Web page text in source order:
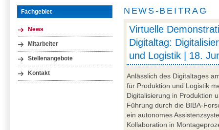
Fachgebiet
News
Mitarbeiter
Stellenangebote
Kontakt
NEWS-BEITRAG
Virtuelle
Digitaltag:
und Logistik | 18.
Anlässlich des Digitaltages
für Produktion und Logistik
Digitalisierung in Produktion
Führung durch die BIBA-
ein autonomes
Kollaboration in